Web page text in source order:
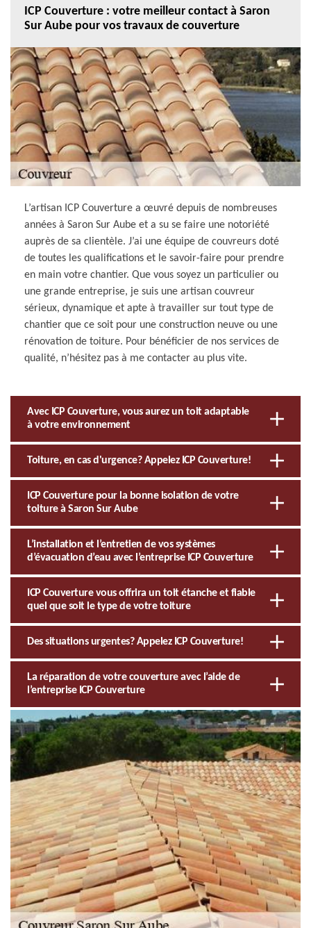
ICP Couverture : votre meilleur contact à Saron
Sur Aube pour vos travaux de couverture
L’artisan ICP Couverture a œuvré depuis de nombreuses
années à Saron Sur Aube et a su se faire une notoriété
auprès de sa clientèle. J’ai une équipe de couvreurs doté
de toutes les qualifications et le savoir-faire pour prendre
en main votre chantier. Que vous soyez un particulier ou
une grande entreprise, je suis une artisan couvreur
sérieux, dynamique et apte à travailler sur tout type de
chantier que ce soit pour une construction neuve ou une
rénovation de toiture. Pour bénéficier de nos services de
qualité, n’hésitez pas à me contacter au plus vite.
Avec ICP Couverture, vous aurez un toit adaptable
à votre environnement
Toiture, en cas d'urgence? Appelez ICP Couverture!
ICP Couverture pour la bonne isolation de votre
toiture à Saron Sur Aube
L’installation et l’entretien de vos systèmes
d’évacuation d’eau avec l’entreprise ICP Couverture
ICP Couverture vous offrira un toit étanche et fiable
quel que soit le type de votre toiture
Des situations urgentes? Appelez ICP Couverture!
La réparation de votre couverture avec l’aide de
l’entreprise ICP Couverture